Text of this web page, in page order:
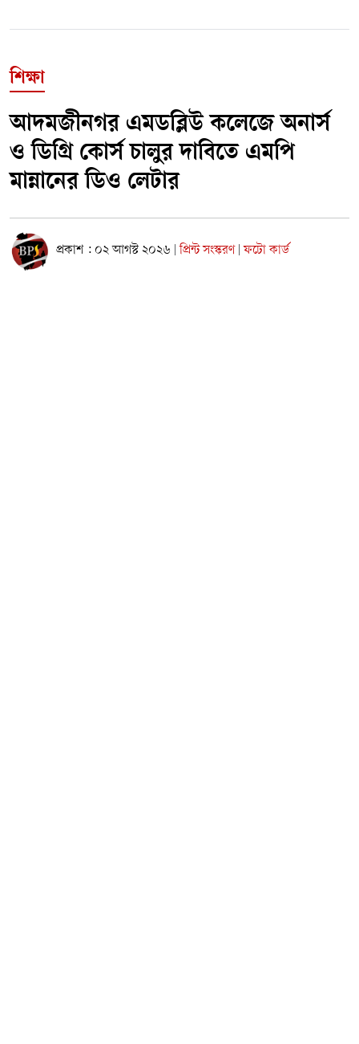
শিক্ষা
আদমজীনগর এমডব্লিউ কলেজে অনার্স
ও ডিগ্রি কোর্স চালুর দাবিতে এমপি
মান্নানের ডিও লেটার
প্রকাশ : ০২ আগস্ট ২০২৬ প্রিন্ট সংস্করণ ফটো কার্ড